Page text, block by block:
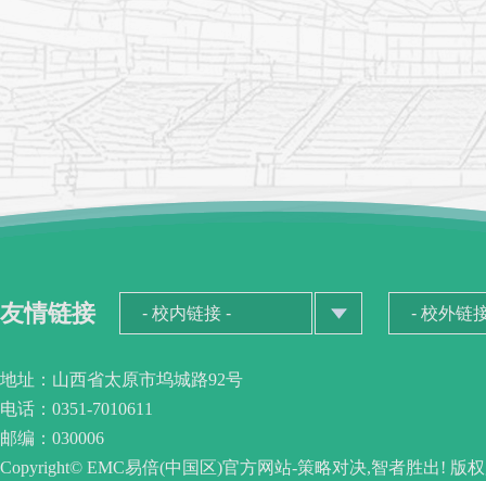
友情链接
地址：山西省太原市坞城路92号
电话：0351-7010611
邮编：030006
Copyright© EMC易倍(中国区)官方网站-策略对决,智者胜出! 版